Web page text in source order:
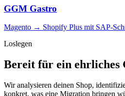
GGM Gastro
Magento → Shopify Plus mit SAP-
Loslegen
Bereit für ein ehrliches
Wir analysieren deinen Shop,
konkret, was eine Migration bringen